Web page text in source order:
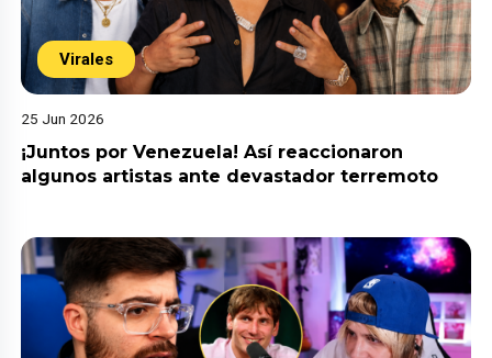
Virales
25 Jun 2026
¡Juntos por Venezuela! Así reaccionaron
algunos artistas ante devastador terremoto